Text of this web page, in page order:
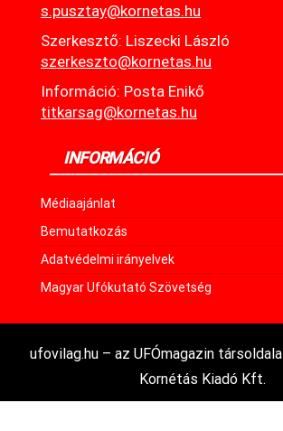
s.pusztay@kornetas.hu
Szerkesztő: Liszecki László
szerkeszto@kornetas.hu
Információ: Posta Enikő
titkarsag@kornetas.hu
INFORMÁCIÓ
Médiaajánlat
Bemutatkozás
Adatvédelmi irányelvek
Magyar Ufókutató Szövetség
ufovilag.hu – az UFÓmagazin
Kornétás Kiadó Kft.